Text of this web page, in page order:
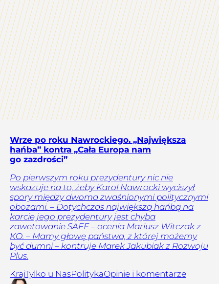
Wrze po roku Nawrockiego. „Największa
hańba” kontra „Cała Europa nam
go zazdrości”
Po pierwszym roku prezydentury nic nie
wskazuje na to, żeby Karol Nawrocki wyciszył
spory między dwoma zwaśnionymi politycznymi
obozami. – Dotychczas największą hańbą na
karcie jego prezydentury jest chyba
zawetowanie SAFE – ocenia Mariusz Witczak z
KO. – Mamy głowę państwa, z której możemy
być dumni – kontruje Marek Jakubiak z Rozwoju
Plus.
KrajTylko u NasPolitykaOpinie i komentarze